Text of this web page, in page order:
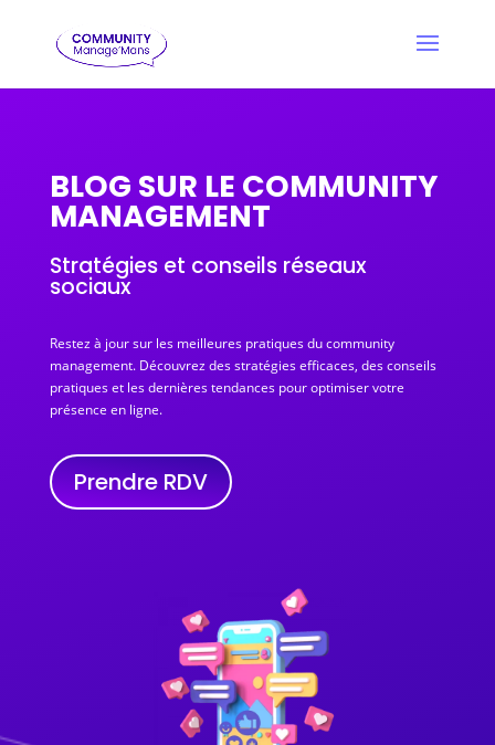
BLOG SUR LE COMMUNITY
MANAGEMENT
Stratégies et conseils réseaux
sociaux
Restez à jour sur les meilleures pratiques du community
management. Découvrez des stratégies efficaces, des conseils
pratiques et les dernières tendances pour optimiser votre
présence en ligne.
Prendre RDV